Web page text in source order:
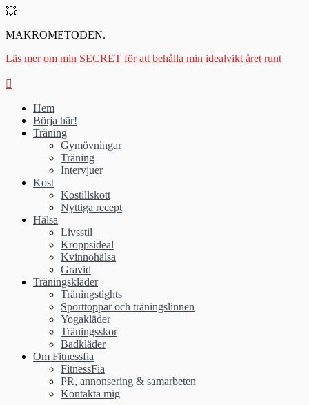
💥
MAKROMETODEN.
Läs mer om min SECRET för att behålla min idealvikt året runt
Hem
Börja här!
Träning
Gymövningar
Träning
Intervjuer
Kost
Kostillskott
Nyttiga recept
Hälsa
Livsstil
Kroppsideal
Kvinnohälsa
Gravid
Träningskläder
Träningstights
Sporttoppar och träningslinnen
Yogakläder
Träningsskor
Badkläder
Om Fitnessfia
FitnessFia
PR, annonsering & samarbeten
Kontakta mig